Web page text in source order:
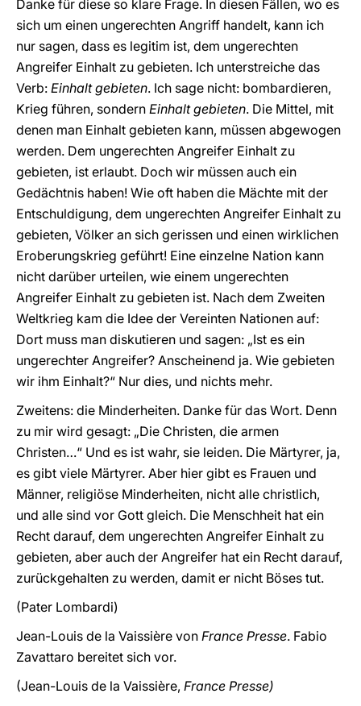
Danke für diese so klare Frage. In diesen Fällen, wo es
sich um einen ungerechten Angriff handelt, kann ich
nur sagen, dass es legitim ist, dem ungerechten
Angreifer Einhalt zu gebieten. Ich unterstreiche das
Verb: Einhalt gebieten. Ich sage nicht: bombardieren,
Krieg führen, sondern Einhalt gebieten. Die Mittel, mit
denen man Einhalt gebieten kann, müssen abgewogen
werden. Dem ungerechten Angreifer Einhalt zu
gebieten, ist erlaubt. Doch wir müssen auch ein
Gedächtnis haben! Wie oft haben die Mächte mit der
Entschuldigung, dem ungerechten Angreifer Einhalt zu
gebieten, Völker an sich gerissen und einen wirklichen
Eroberungskrieg geführt! Eine einzelne Nation kann
nicht darüber urteilen, wie einem ungerechten
Angreifer Einhalt zu gebieten ist. Nach dem Zweiten
Weltkrieg kam die Idee der Vereinten Nationen auf:
Dort muss man diskutieren und sagen: „Ist es ein
ungerechter Angreifer? Anscheinend ja. Wie gebieten
wir ihm Einhalt?“ Nur dies, und nichts mehr.
Zweitens: die Minderheiten. Danke für das Wort. Denn
zu mir wird gesagt: „Die Christen, die armen
Christen…“ Und es ist wahr, sie leiden. Die Märtyrer, ja,
es gibt viele Märtyrer. Aber hier gibt es Frauen und
Männer, religiöse Minderheiten, nicht alle christlich,
und alle sind vor Gott gleich. Die Menschheit hat ein
Recht darauf, dem ungerechten Angreifer Einhalt zu
gebieten, aber auch der Angreifer hat ein Recht darauf,
zurückgehalten zu werden, damit er nicht Böses tut.
(Pater Lombardi)
Jean-Louis de la Vaissière von France Presse. Fabio
Zavattaro bereitet sich vor.
(Jean-Louis de la Vaissière, France Presse)